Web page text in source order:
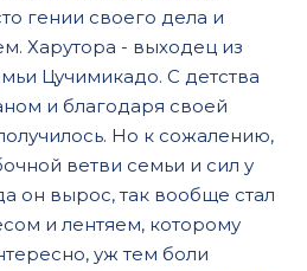
гении своего дела и
Харутора - выходец из
Цучимикадо. С детства
и благодаря своей
Но к сожалению,
ветви семьи и сил у
он вырос, так вообще стал
и лентяем, которому
уж тем боли